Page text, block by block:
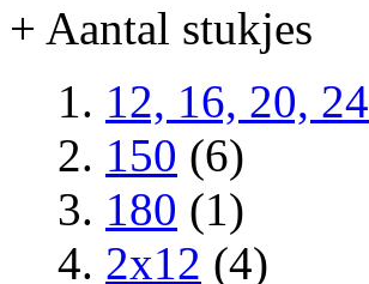
+ Aantal stukjes
12, 16, 20, 24
150 (6)
180 (1)
2x12 (4)